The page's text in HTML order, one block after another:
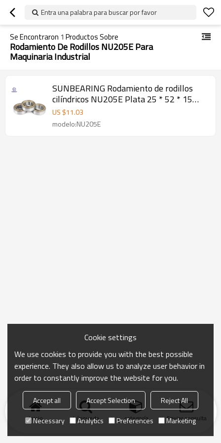
Entra una palabra para buscar por favor
Se Encontraron 1 Productos Sobre
Rodamiento De Rodillos NU205E Para
Maquinaria Industrial
SUNBEARING Rodamiento de rodillos
cilíndricos NU205E Plata 25 * 52 * 15
mm Acero al cromo GCR15
US $11.03
modelo:NU205E
Inicio búsqueda categoría Enviar consulta
Cookie settings
We use cookies to provide you with the best possible
experience. They also allow us to analyze user behavior in
order to constantly improve the website for you.
Accept all Accept Selection
Reject All
Necessary
Analytics Preferences Marketing